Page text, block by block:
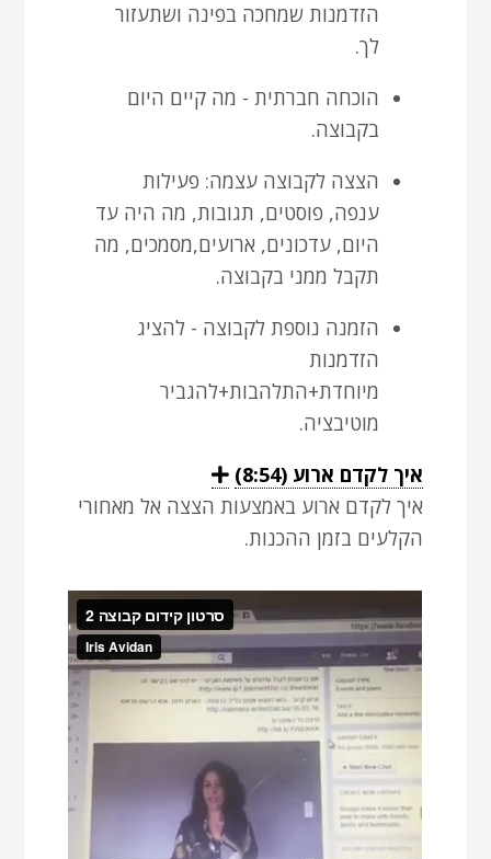
הזדמנות שמחכה בפינה ושתעזור
לך.
הוכחה חברתית - מה קיים היום
בקבוצה.
הצצה לקבוצה עצמה: פעילות
ענפה, פוסטים, תגובות, מה היה עד
היום, עדכונים, ארועים,מסמכים, מה
תקבל ממני בקבוצה.
הזמנה נוספת לקבוצה - להציג
הזדמנות
מיוחדת+התלהבות+להגביר
מוטיבציה.
איך לקדם ארוע (8:54)
יש
להקליק
בסרטון
E
x
p
איך לקדם ארוע באמצעות הצצה אל מאחורי
הקלעים בזמן ההכנות.